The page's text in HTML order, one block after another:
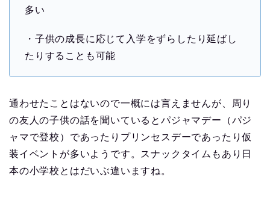
多い
・子供の成長に応じて入学をずらしたり延ばし
たりすることも可能
通わせたことはないので一概には言えませんが、周り
の友人の子供の話を聞いているとパジャマデー（パジ
ャマで登校）であったりプリンセスデーであったり仮
装イベントが多いようです。スナックタイムもあり日
本の小学校とはだいぶ違いますね。